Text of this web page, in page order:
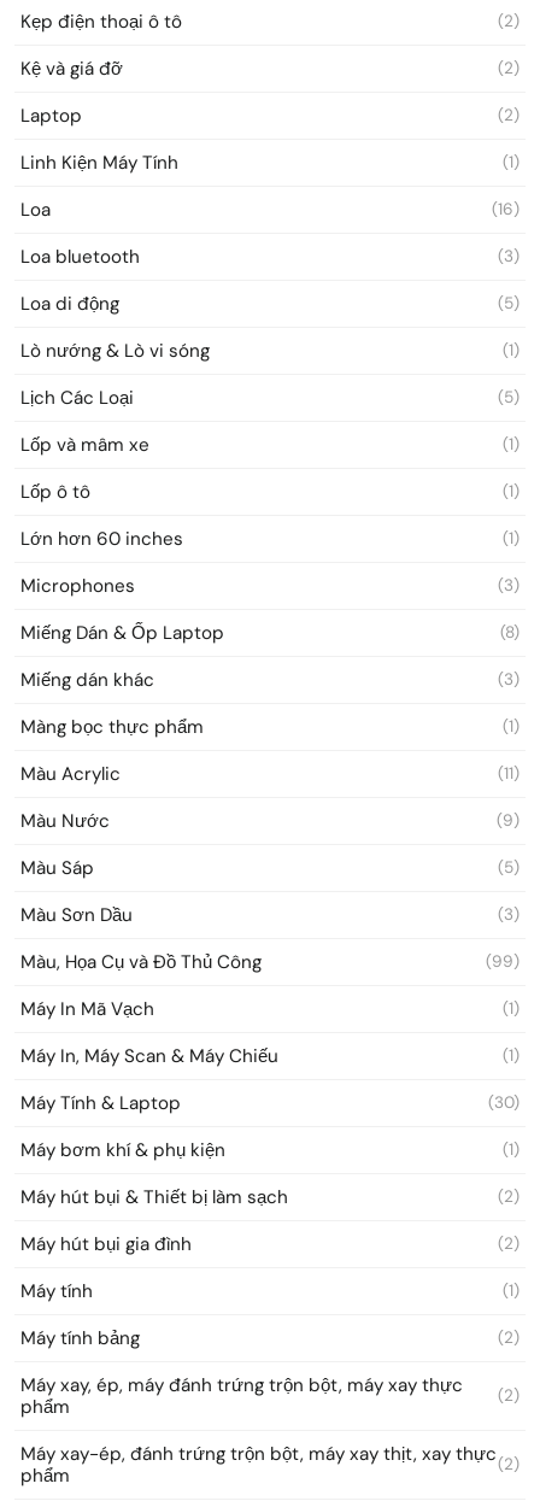
Kẹp điện thoại ô tô (2)
Kệ và giá đỡ (2)
Laptop (2)
Linh Kiện Máy Tính (1)
Loa (16)
Loa bluetooth (3)
Loa di động (5)
Lò nướng & Lò vi sóng (1)
Lịch Các Loại (5)
Lốp và mâm xe (1)
Lốp ô tô (1)
Lớn hơn 60 inches (1)
Microphones (3)
Miếng Dán & Ốp Laptop (8)
Miếng dán khác (3)
Màng bọc thực phẩm (1)
Màu Acrylic (11)
Màu Nước (9)
Màu Sáp (5)
Màu Sơn Dầu (3)
Màu, Họa Cụ và Đồ Thủ Công (99)
Máy In Mã Vạch (1)
Máy In, Máy Scan & Máy Chiếu (1)
Máy Tính & Laptop (30)
Máy bơm khí & phụ kiện (1)
Máy hút bụi & Thiết bị làm sạch (2)
Máy hút bụi gia đình (2)
Máy tính (1)
Máy tính bảng (2)
Máy xay, ép, máy đánh trứng trộn bột, máy xay thực
phẩm
(2)
Máy xay-ép, đánh trứng trộn bột, máy xay thịt, xay thực
phẩm
(2)